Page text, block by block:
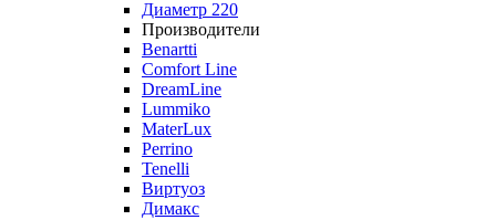
Диаметр 220
Производители
Benartti
Comfort Line
DreamLine
Lummiko
MaterLux
Perrino
Tenelli
Виртуоз
Димакс